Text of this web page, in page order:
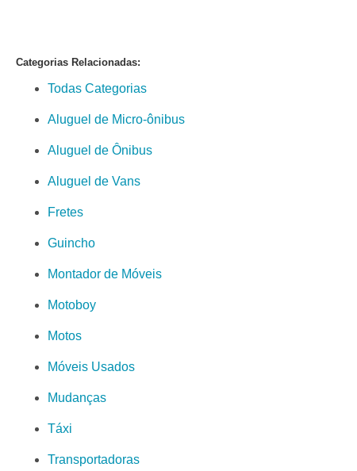
Categorias Relacionadas:
Todas Categorias
Aluguel de Micro-ônibus
Aluguel de Ônibus
Aluguel de Vans
Fretes
Guincho
Montador de Móveis
Motoboy
Motos
Móveis Usados
Mudanças
Táxi
Transportadoras